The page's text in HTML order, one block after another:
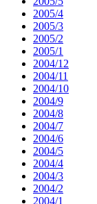
2005/4
2005/3
2005/2
2005/1
2004/12
2004/11
2004/10
2004/9
2004/8
2004/7
2004/6
2004/5
2004/4
2004/3
2004/2
2004/1